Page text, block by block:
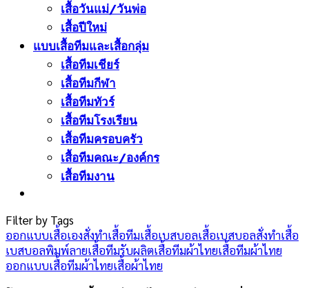
เสื้อวันแม่/วันพ่อ
เสื้อปีใหม่
แบบเสื้อทีมและเสื้อกลุ่ม
เสื้อทีมเชียร์
เสื้อทีมกีฬา
เสื้อทีมทัวร์
เสื้อทีมโรงเรียน
เสื้อทีมครอบครัว
เสื้อทีมคณะ/องค์กร
เสื้อทีมงาน
Filter by Tags
ออกแบบเสื้อเองสั่งทำเสื้อทีมเสื้อเบสบอลเสื้อเบสบอลสั่งทำเสื้อ
เบสบอลพิมพ์ลายเสื้อทีมรับผลิตเสื้อทีมผ้าไทยเสื้อทีมผ้าไทย
ออกแบบเสื้อทีมผ้าไทยเสื้อผ้าไทย